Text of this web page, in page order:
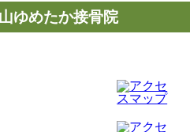
ゆめたか接骨院